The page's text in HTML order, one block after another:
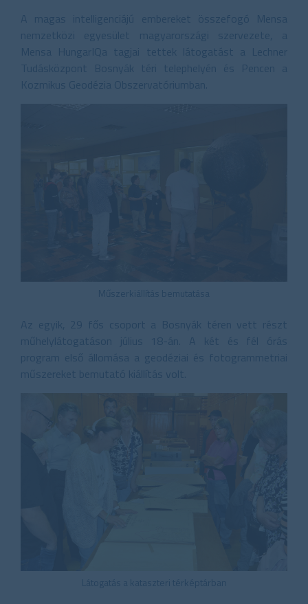
A magas intelligenciájú embereket összefogó Mensa
nemzetközi egyesület magyarországi szervezete, a
Mensa HungarIQa tagjai tettek látogatást a Lechner
Tudásközpont Bosnyák téri telephelyén és Pencen a
Kozmikus Geodézia Obszervatóriumban.
Műszerkiállítás bemutatása
Az egyik, 29 fős csoport a Bosnyák téren vett részt
műhelylátogatáson július 18-án. A két és fél órás
program első állomása a geodéziai és fotogrammetriai
műszereket bemutató kiállítás volt.
Látogatás a kataszteri térképtárban